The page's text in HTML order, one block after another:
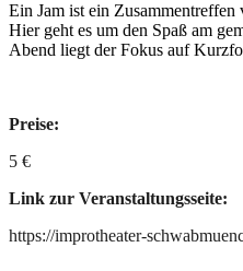
Ein Jam ist ein
Hier geht es um den Spaß am
Abend liegt der Fokus auf
Preise:
5 €
Link zur Veranstaltungsseite:
https://improtheater-